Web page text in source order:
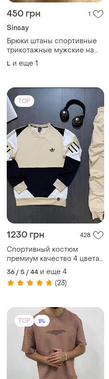
450 грн 1
Sinsay
Брюки штаны спортивные
трикотажные мужские на
резинке серые sinsey,
размер l - xl.
L и еще 1
TOP
1230 грн 428
Спортивный костюм
премиум качество 4 цвета
новинка сезона
36 / S / 44 и еще 4
(23)
TOP